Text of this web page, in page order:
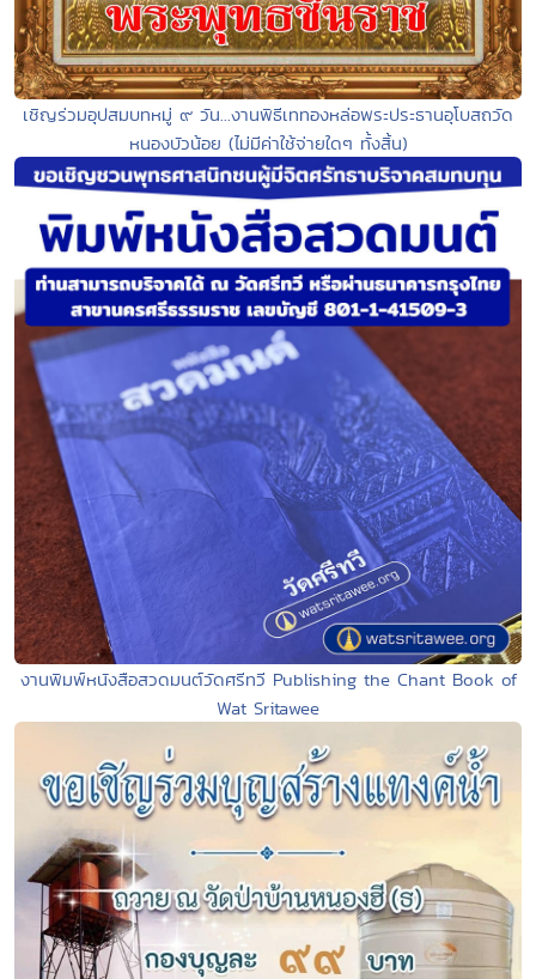
เชิญร่วมอุปสมบทหมู่ ๙ วัน...งานพิธีเททองหล่อพระประธานอุโบสถวัด
หนองบัวน้อย (ไม่มีค่าใช้จ่ายใดๆ ทั้งสิ้น)
งานพิมพ์หนังสือสวดมนต์วัดศรีทวี Publishing the Chant Book of
Wat Sritawee